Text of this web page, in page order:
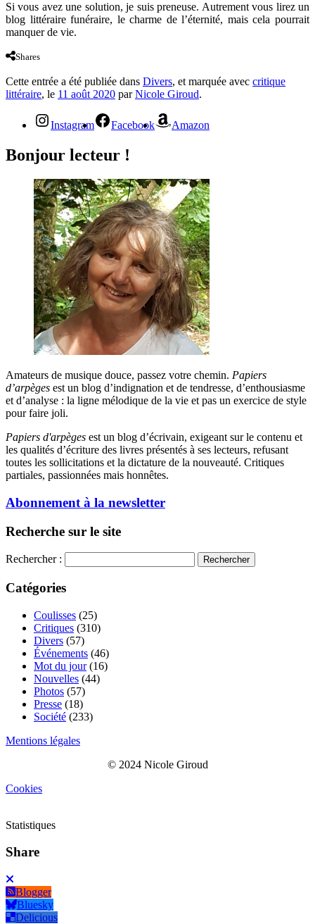
Si vous avez une solution, je suis preneuse. Autrement vous lirez un
blog littéraire funéraire, le charme de l’éternité, mais cela pourrait
manquer de vie.
Shares
Cette entrée a été publiée dans Divers, et marquée avec critique
littéraire, le 11 août 2020 parNicole Giroud.
Instagram Facebook Amazon
Bonjour lecteur !
Amateurs de musique douce, passez votre chemin. Papiers
d’arpèges est un blog d’indignation et de tendresse, d’enthousiasme
et d’analyse : la ligne mélodique de la vie et pas un exercice de style
pour faire joli.
Papiers d'arpèges est un blog d’écrivain, exigeant sur le contenu et
les qualités d’écriture des livres présentés à ses lecteurs, refusant
toutes les sollicitations et la dictature de la nouveauté. Critiques
partiales, passionnées mais honnêtes.
Abonnement à la newsletter
Recherche sur le site
Rechercher :
Catégories
Coulisses (25)
Critiques (310)
Divers (57)
Événements (46)
Mot du jour(16)
Nouvelles (44)
Photos (57)
Presse (18)
Société (233)
Mentions légales
© 2024 Nicole Giroud
Cookies
Statistiques
Share
Blogger
Bluesky
Delicious